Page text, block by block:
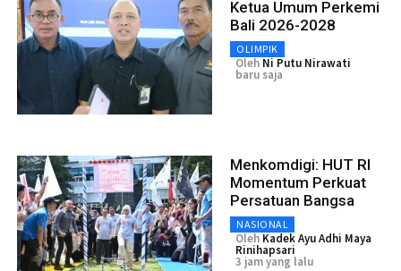
Ketua Umum Perkemi
Bali 2026-2028
OLIMPIK
Oleh Ni Putu Nirawati
baru saja
Menkomdigi: HUT RI
Momentum Perkuat
Persatuan Bangsa
NASIONAL
Oleh Kadek Ayu Adhi Maya
Rinihapsari
3 jam yang lalu